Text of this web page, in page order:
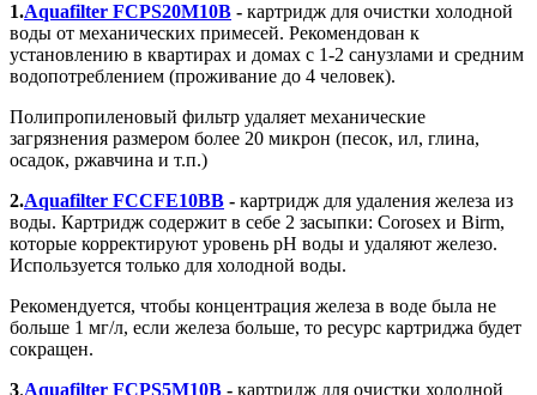
1.Aquafilter FCPS20M10B - картридж для очистки холодной
воды от механических примесей. Рекомендован к
установлению в квартирах и домах с 1-2 санузлами и средним
водопотреблением (проживание до 4 человек).
Полипропиленовый фильтр удаляет механические
загрязнения размером более 20 микрон (песок, ил, глина,
осадок, ржавчина и т.п.)
2.Aquafilter FCCFE10BB - картридж для удаления железа из
воды. Картридж содержит в себе 2 засыпки: Corosex и Birm,
которые корректируют уровень рН воды и удаляют железо.
Используется только для холодной воды.
Рекомендуется, чтобы концентрация железа в воде была не
больше 1 мг/л, если железа больше, то ресурс картриджа будет
сокращен.
3.Aquafilter FCPS5M10B - картридж для очистки холодной